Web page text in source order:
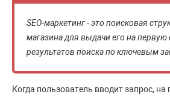
SEO-маркетинг - это поисковая
магазина для выдачи его на первую
результатов поиска по ключевым
Когда пользователь вводит запрос, на